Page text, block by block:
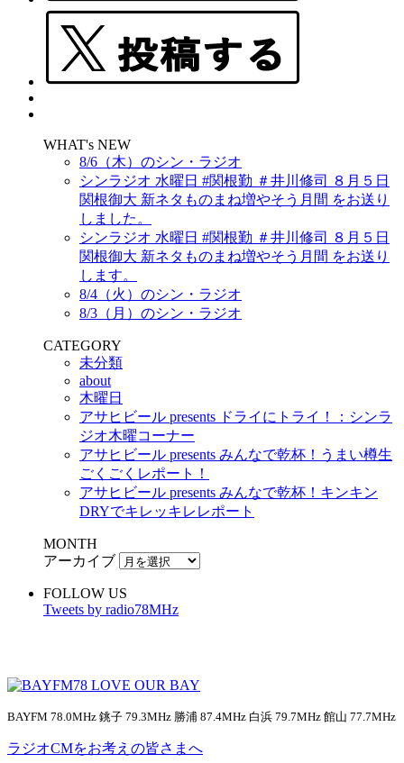
WHAT's NEW
8/6（木）のシン・ラジオ
シンラジオ 水曜日 #関根勤 ＃井川修司 ８月５日
関根御大 新ネタものまね増やそう月間 をお送り
しました。
シンラジオ 水曜日 #関根勤 ＃井川修司 ８月５日
関根御大 新ネタものまね増やそう月間 をお送り
します。
8/4（火）のシン・ラジオ
8/3（月）のシン・ラジオ
CATEGORY
未分類
about
木曜日
アサヒビール presents ドライにトライ！：シンラ
ジオ木曜コーナー
アサヒビール presents みんなで乾杯！うまい樽生
ごくごくレポート！
アサヒビール presents みんなで乾杯！キンキン
DRYでキレッキレレポート
MONTH
アーカイブ
FOLLOW US
Tweets by radio78MHz
BAYFM 78.0MHz 銚子 79.3MHz 勝浦 87.4MHz 白浜 79.7MHz 館山 77.7MHz
ラジオCMをお考えの皆さまへ